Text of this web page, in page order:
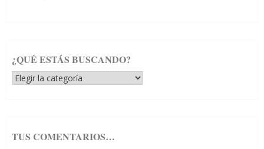
¿QUÉ ESTÁS BUSCANDO?
¿Qué
TUS COMENTARIOS…